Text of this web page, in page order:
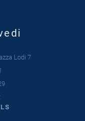
Lodi 7